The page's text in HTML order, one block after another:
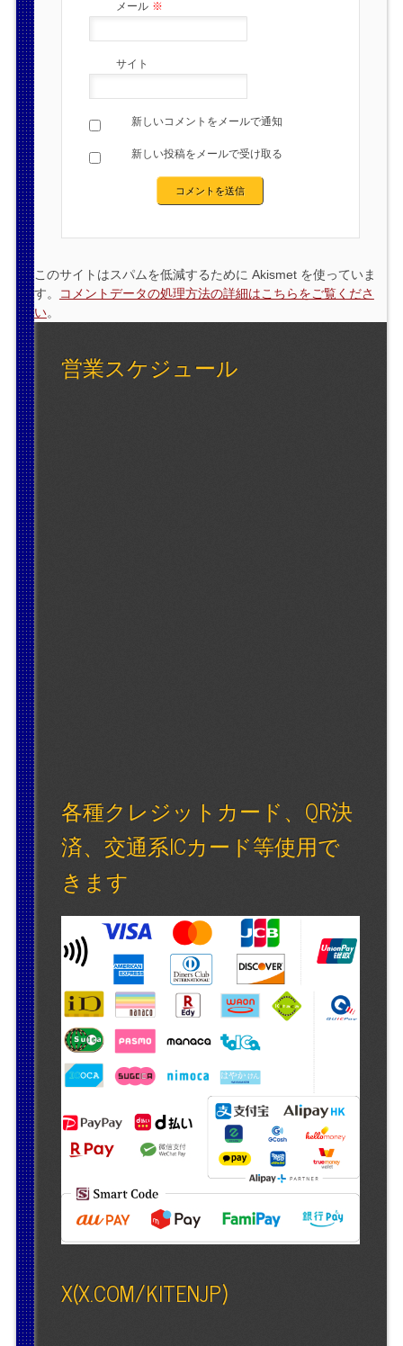
メール ※
サイト
新しいコメントをメールで通知
新しい投稿をメールで受け取る
このサイトはスパムを低減するために Akismet を使っていま
す。
コメントデータの処理方法の詳細はこちらをご覧くださ
い。
営業スケジュール
各種クレジットカード、QR決
済、交通系ICカード等使用で
きます
X(X.COM/KITENJP)